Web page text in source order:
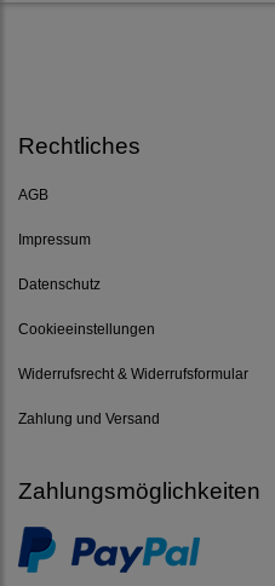
Rechtliches
AGB
Impressum
Datenschutz
Cookieeinstellungen
Widerrufsrecht & Widerrufsformular
Zahlung und Versand
Zahlungsmöglichkeiten